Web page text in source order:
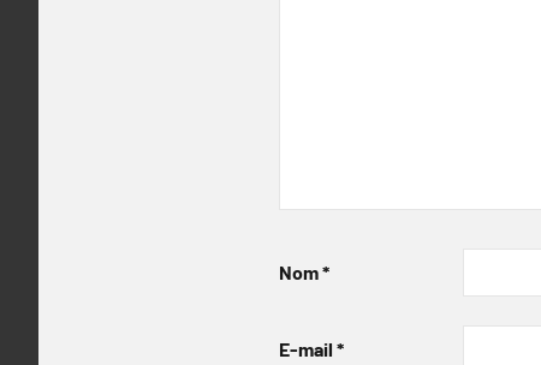
Nom*
E-mail *